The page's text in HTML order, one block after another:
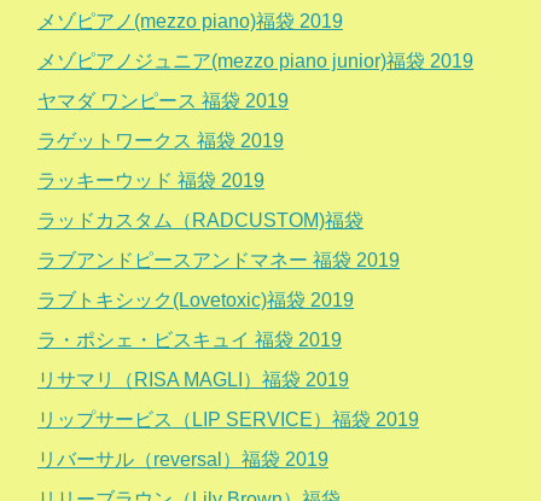
メゾピアノ(mezzo piano)福袋 2019
メゾピアノジュニア(mezzo piano junior)福袋 2019
ヤマダ ワンピース 福袋 2019
ラゲットワークス 福袋 2019
ラッキーウッド 福袋 2019
ラッドカスタム（RADCUSTOM)福袋
ラブアンドピースアンドマネー 福袋 2019
ラブトキシック(Lovetoxic)福袋 2019
ラ・ポシェ・ビスキュイ 福袋 2019
リサマリ（RISA MAGLI）福袋 2019
リップサービス（LIP SERVICE）福袋 2019
リバーサル（reversal）福袋 2019